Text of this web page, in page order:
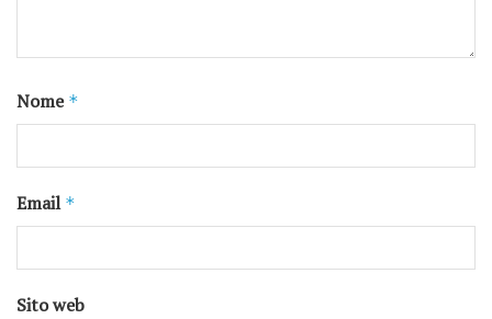
Nome *
Email *
Sito web